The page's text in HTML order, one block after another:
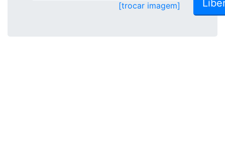
[trocar imagem]